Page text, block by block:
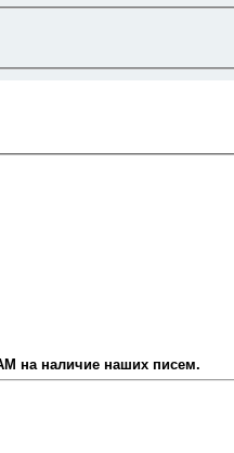
на наличие наших писем.